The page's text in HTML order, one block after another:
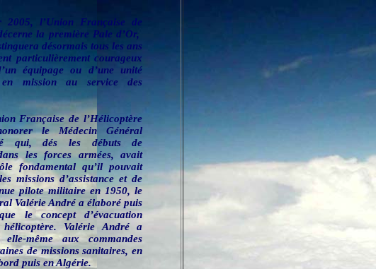
2005, l’Union Française de
la première Pale d’Or,
désormais tous les ans
particulièrement courageux
équipage ou d’une unité
en mission au service des
Française de l’Hélicoptère
le Médecin Général
qui, dés les débuts de
les forces armées, avait
fondamental qu’il pouvait
missions d’assistance et de
pilote militaire en 1950, le
Valérie André a élaboré puis
le concept d’évacuation
Valérie André a
même aux commandes
de missions sanitaires, en
puis en Algérie.